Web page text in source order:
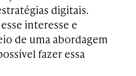
digitais.
interesse e
de uma abordagem
fazer essa